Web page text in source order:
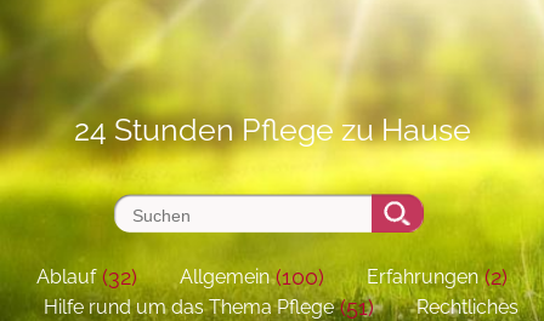
24 Stunden Pflege zu Hause
Ablauf(32) Allgemein(100) Erfahrungen(2)
Hilfe rund um das Thema Pflege(51) Rechtliches